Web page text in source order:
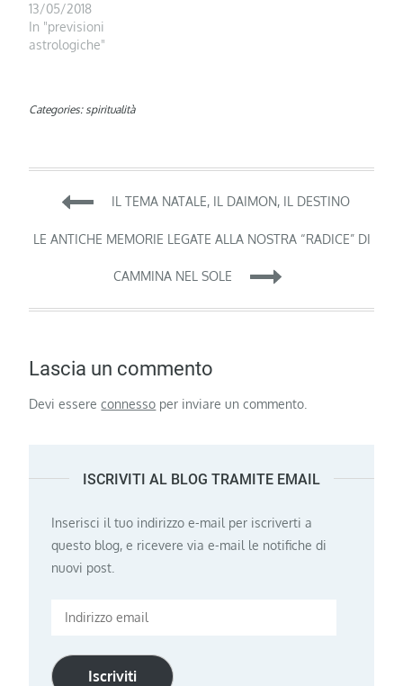
13/05/2018
In "previsioni
astrologiche"
Categories: spiritualità
Navigazione
articoli
IL TEMA NATALE, IL DAIMON, IL DESTINO
LE ANTICHE MEMORIE LEGATE ALLA NOSTRA “RADICE” DI
CAMMINA NEL SOLE
Lascia un commento
Devi essereconnesso per inviare un commento.
ISCRIVITI AL BLOG TRAMITE EMAIL
Inserisci il tuo indirizzo e-mail per iscriverti a
questo blog, e ricevere via e-mail le notifiche di
nuovi post.
Indirizzo
Iscriviti